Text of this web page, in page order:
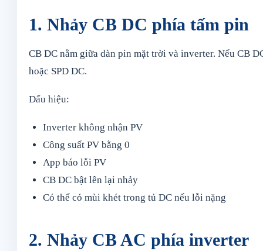
1. Nhảy CB DC phía tấm pin
CB DC nằm giữa dàn pin mặt trời và inverter. Nếu CB
hoặc SPD DC.
Dấu hiệu:
Inverter không nhận PV
Công suất PV bằng 0
App báo lỗi PV
CB DC bật lên lại nhảy
Có thể có mùi khét trong tủ DC nếu lỗi nặng
2. Nhảy CB AC phía inverter